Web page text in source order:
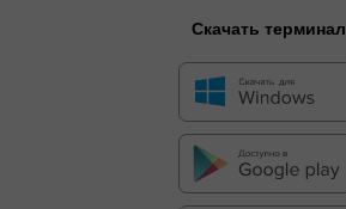
Скачать терминал